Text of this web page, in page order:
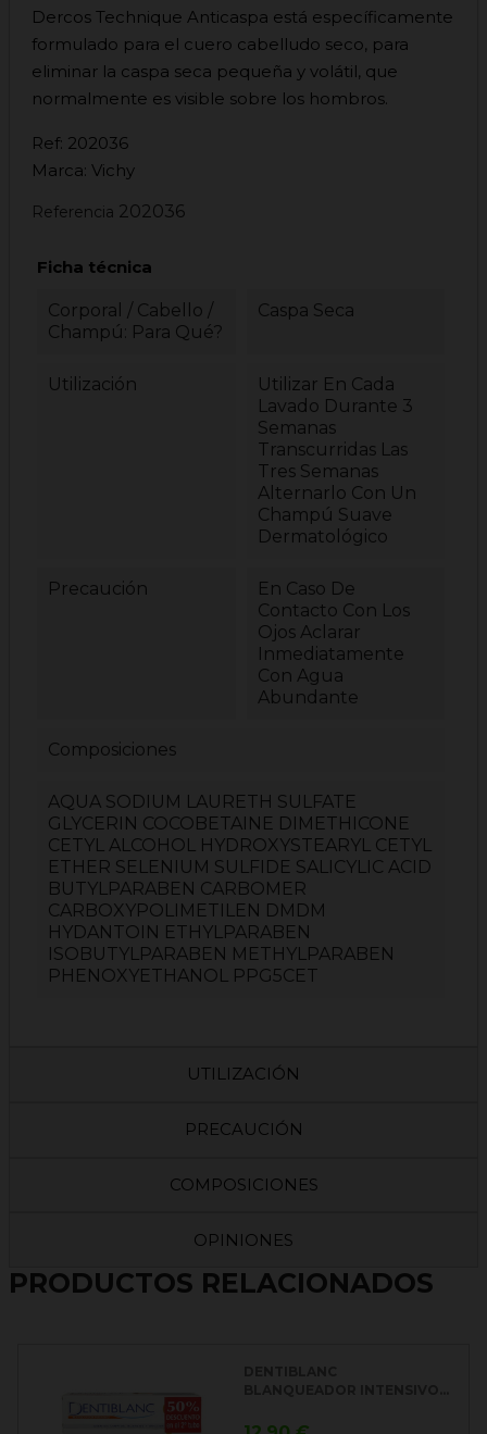
Dercos Technique Anticaspa está específicamente
formulado para el cuero cabelludo seco, para
eliminar la caspa seca pequeña y volátil, que
normalmente es visible sobre los hombros.
Ref: 202036
Marca: Vichy
Referencia 202036
Ficha técnica
Corporal / Cabello /
Champú: Para Qué?
Caspa Seca
Utilización
Utilizar En Cada
Lavado Durante 3
Semanas
Transcurridas Las
Tres Semanas
Alternarlo Con Un
Champú Suave
Dermatológico
Precaución
En Caso De
Contacto Con Los
Ojos Aclarar
Inmediatamente
Con Agua
Abundante
Composiciones
AQUA SODIUM LAURETH SULFATE
GLYCERIN COCOBETAINE DIMETHICONE
CETYL ALCOHOL HYDROXYSTEARYL CETYL
ETHER SELENIUM SULFIDE SALICYLIC ACID
BUTYLPARABEN CARBOMER
CARBOXYPOLIMETILEN DMDM
HYDANTOIN ETHYLPARABEN
ISOBUTYLPARABEN METHYLPARABEN
PHENOXYETHANOL PPG5CET
UTILIZACIÓN
PRECAUCIÓN
COMPOSICIONES
OPINIONES
PRODUCTOS RELACIONADOS